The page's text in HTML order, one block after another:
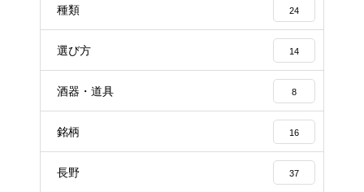
種類 24
選び方 14
酒器・道具 8
銘柄 16
長野 37